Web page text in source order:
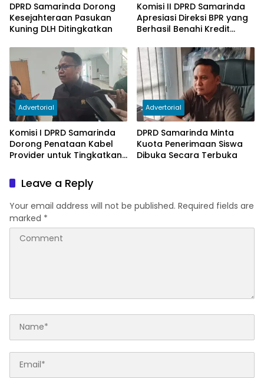
DPRD Samarinda Dorong
Kesejahteraan Pasukan
Kuning DLH Ditingkatkan
Komisi II DPRD Samarinda
Apresiasi Direksi BPR yang
Berhasil Benahi Kredit
Advertorial
Komisi I DPRD Samarinda
Dorong Penataan Kabel
Provider untuk Tingkatkan
Advertorial
DPRD Samarinda Minta
Kuota Penerimaan Siswa
Dibuka Secara Terbuka
Leave a Reply
Your email address will not be published. Required fields are
marked *